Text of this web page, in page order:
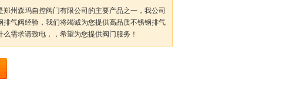
郑州森玛自控阀门有限公司的主要产品之一，我公司
排气阀经验，我们将竭诚为您提供高品质不锈钢排气
么需求请致电，，希望为您提供阀门服务！